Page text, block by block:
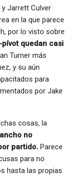
Jarrett Culver
en la que parece
por lo visto sobre
quedan casi
Turner más
y su aún
para
por Jake
cosas, la
no
partido. Parece
para no
hasta las propias